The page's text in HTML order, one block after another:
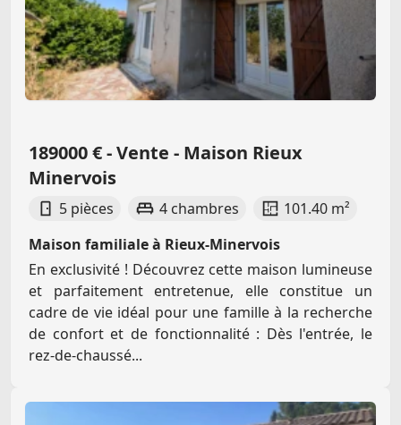
189000 € - Vente - Maison Rieux
Minervois
5 pièces 4 chambres
101.40 m²
Maison familiale à Rieux-Minervois
En exclusivité ! Découvrez cette maison lumineuse
et parfaitement entretenue, elle constitue un
cadre de vie idéal pour une famille à la recherche
de confort et de fonctionnalité : Dès l'entrée, le
rez-de-chaussé...